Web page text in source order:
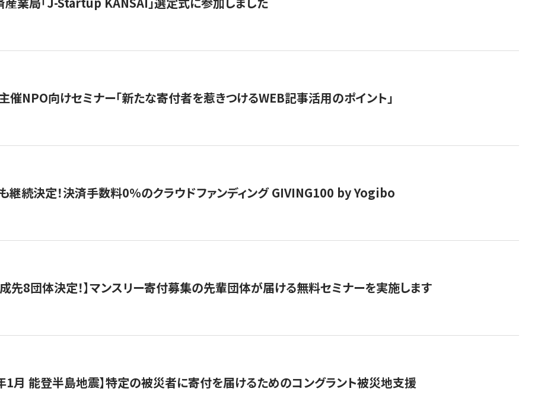
NPO向けセミナー「新たな寄付者を惹きつけるWEB記事活用のポイント」
継続決定！決済手数料0％のクラウドファンディング GIVING100 by Yogibo
成先8団体決定！】マンスリー寄付募集の先輩団体が届ける無料セミナーを実施します
1月 能登半島地震】特定の被災者に寄付を届けるためのコングラント被災地支援